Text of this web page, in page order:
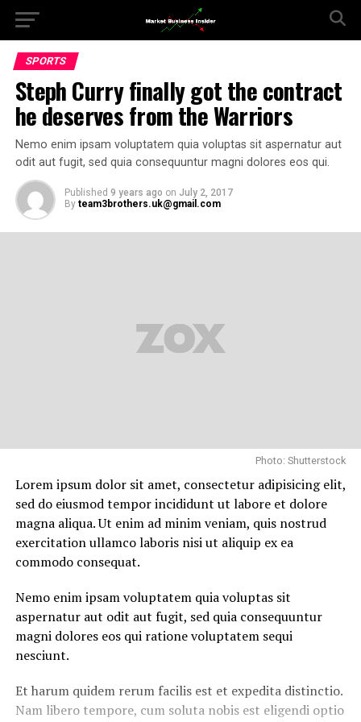
SPORTS
Steph Curry finally got the contract
he deserves from the Warriors
Nemo enim ipsam voluptatem quia voluptas sit aspernatur aut
odit aut fugit, sed quia consequuntur magni dolores eos qui.
Published 9 years ago on July 2, 2017
By team3brothers.uk@gmail.com
Photo: Shutterstock
Lorem ipsum dolor sit amet, consectetur adipisicing elit,
sed do eiusmod tempor incididunt ut labore et dolore
magna aliqua. Ut enim ad minim veniam, quis nostrud
exercitation ullamco laboris nisi ut aliquip ex ea
commodo consequat.
Nemo enim ipsam voluptatem quia voluptas sit
aspernatur aut odit aut fugit, sed quia consequuntur
magni dolores eos qui ratione voluptatem sequi
nesciunt.
Et harum quidem rerum facilis est et expedita distinctio.
Nam libero tempore, cum soluta nobis est eligendi optio